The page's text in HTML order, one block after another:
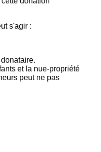
s'agir :
et la nue-propriété
peut ne pas